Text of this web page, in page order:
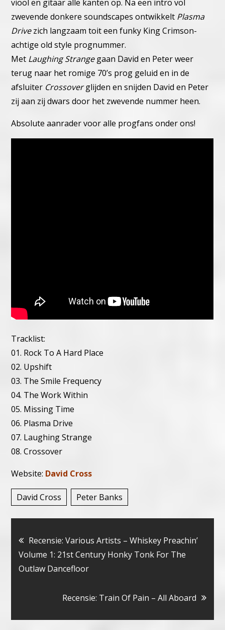
viool en gitaar alle kanten op. Na een intro vol
zwevende donkere soundscapes ontwikkelt Plasma
Drivezich langzaam toit een funky King Crimson-
achtige old style prognummer.
Met Laughing Strangegaan David en Peter weer
terug naar het romige 70’s prog geluid en in de
afsluiter Crossoverglijden en snijden David en Peter
zij aan zij dwars door het zwevende nummer heen.
Absolute aanrader voor alle progfans onder ons!
Tracklist:
01. Rock To A Hard Place
02. Upshift
03. The Smile Frequency
04. The Work Within
05. Missing Time
06. Plasma Drive
07. Laughing Strange
08. Crossover
Website: David Cross
David Cross Peter Banks
Bericht
navigatie
Recensie: Various Artists – Whiskey Preachin’
Volume 1: 21st Century Honky Tonk For The
Outlaw Dancefloor
Recensie: Train Of Pain – All Aboard